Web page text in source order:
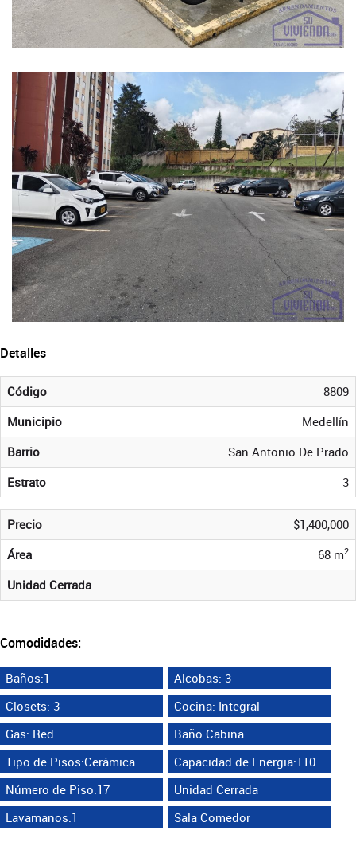
Detalles
Código
8809
Municipio
Medellín
Barrio
San Antonio De Prado
Estrato
3
Precio
$1,400,000
Área
68 m2
Unidad Cerrada
Comodidades:
Baños:1
Alcobas: 3
Closets: 3
Cocina: Integral
Gas: Red
Baño Cabina
Tipo de Pisos:Cerámica
Capacidad de Energia:110
Número de Piso:17
Unidad Cerrada
Lavamanos:1
Sala Comedor